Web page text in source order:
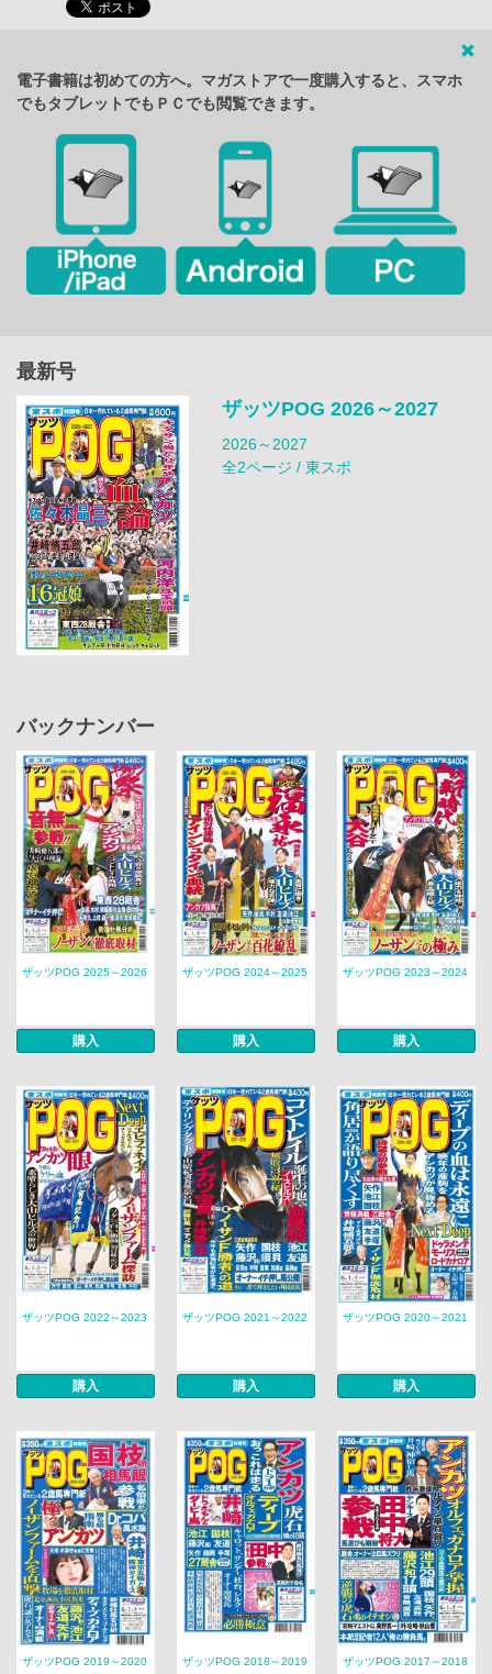
電子書籍は初めての方へ。マガストアで一度購入すると、スマホ
でもタブレットでもＰＣでも閲覧できます。
最新号
ザッツPOG 2026～2027
2026～2027
全2ページ / 東スポ
バックナンバー
ザッツPOG 2025～2026
購入
ザッツPOG 2024～2025
購入
ザッツPOG 2023～2024
購入
ザッツPOG 2022～2023
購入
ザッツPOG 2021～2022
購入
ザッツPOG 2020～2021
購入
ザッツPOG 2019～2020 ザッツPOG 2018～2019 ザッツPOG 2017～2018